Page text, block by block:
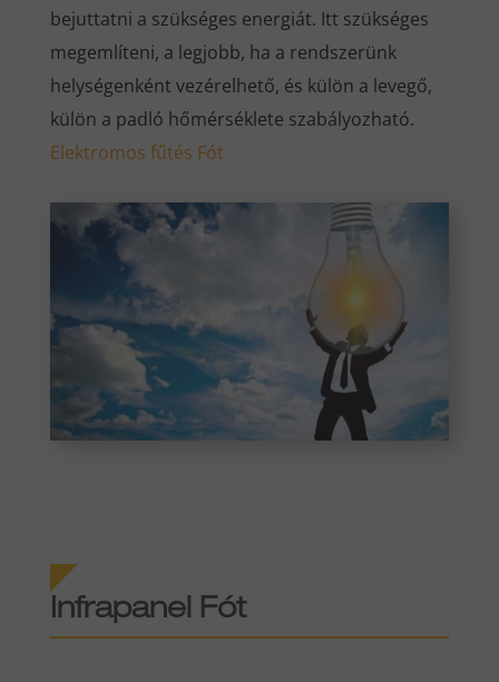
bejuttatni a szükséges energiát. Itt szükséges
megemlíteni, a legjobb, ha a rendszerünk
helységenként vezérelhető, és külön a levegő,
külön a padló hőmérséklete szabályozható.
Elektromos fűtés Fót
Infrapanel Fót